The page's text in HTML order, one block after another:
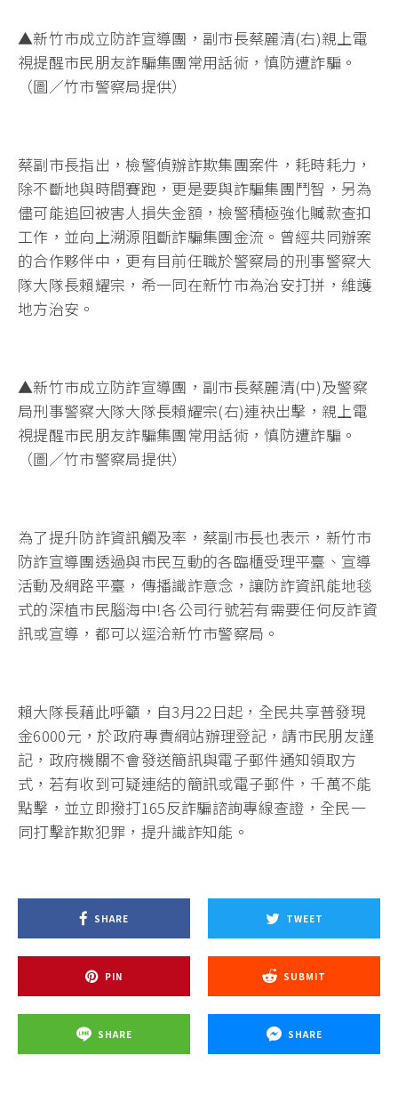
▲新竹市成立防詐宣導團，副市長蔡麗清(右)親上電
視提醒市民朋友詐騙集團常用話術，慎防遭詐騙。
（圖／竹市警察局提供）
蔡副市長指出，檢警偵辦詐欺集團案件，耗時耗力，
除不斷地與時間賽跑，更是要與詐騙集團鬥智，另為
儘可能追回被害人損失金額，檢警積極強化贓款查扣
工作，並向上溯源阻斷詐騙集團金流。曾經共同辦案
的合作夥伴中，更有目前任職於警察局的刑事警察大
隊大隊長賴耀宗，希一同在新竹市為治安打拼，維護
地方治安。
▲新竹市成立防詐宣導團，副市長蔡麗清(中)及警察
局刑事警察大隊大隊長賴耀宗(右)連袂出擊，親上電
視提醒市民朋友詐騙集團常用話術，慎防遭詐騙。
（圖／竹市警察局提供）
為了提升防詐資訊觸及率，蔡副市長也表示，新竹市
防詐宣導團透過與市民互動的各臨櫃受理平臺、宣導
活動及網路平臺，傳播識詐意念，讓防詐資訊能地毯
式的深植市民腦海中!各公司行號若有需要任何反詐資
訊或宣導，都可以逕洽新竹市警察局。
賴大隊長藉此呼籲，自3月22日起，全民共享普發現
金6000元，於政府專責網站辦理登記，請市民朋友謹
記，政府機關不會發送簡訊與電子郵件通知領取方
式，若有收到可疑連結的簡訊或電子郵件，千萬不能
點擊，並立即撥打165反詐騙諮詢專線查證，全民一
同打擊詐欺犯罪，提升識詐知能。
SHARE TWEET
PIN SUBMIT
SHARE SHARE